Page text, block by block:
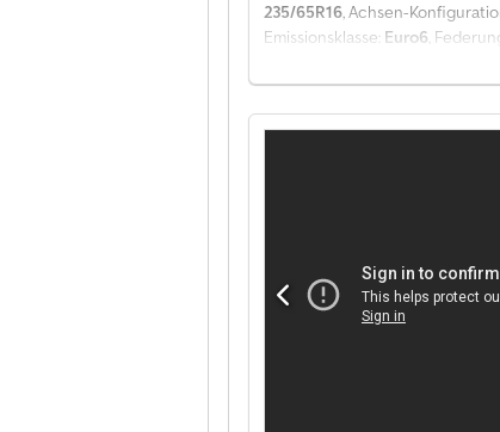
235/65R16, Achsen-
Emissionsklasse: Euro6,
Sitzheizung, Tempomat,
Optionen und Zubehör = -
Trennwand = Anmerkungen =
Anhängelast Mittelachse,
Elektrische Fensterheber,
Antriebstechnik: Steuerkette,
Seitenwand verkleidet, Tritt
Sitzaufstellung: 1+1, Sitzbezug:
Reifentyp: Ganzjahresreifen =
Achskonfiguration Reifenmaß:
7 mm Achse 2: Reifen Profil
der Ladefläche: 61 cm
Schäden: keines Anzahl der